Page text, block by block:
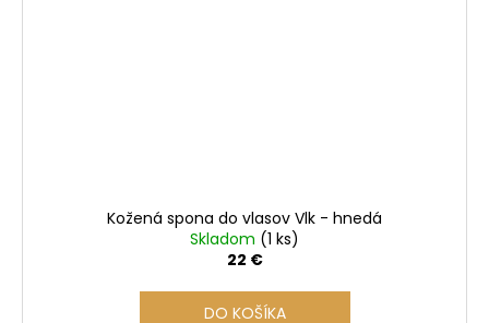
Kožená spona do vlasov Vlk - hnedá
Skladom (1 ks)
22 €
DO KOŠÍKA